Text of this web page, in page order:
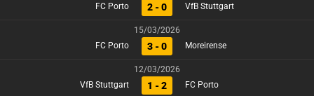
FC Porto
2 - 0 VfB Stuttgart
15/03/2026
FC Porto
3 - 0 Moreirense
12/03/2026
VfB Stuttgart
1 - 2 FC Porto